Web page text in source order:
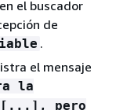
el buscador
de
.
el mensaje
la
[...], pero